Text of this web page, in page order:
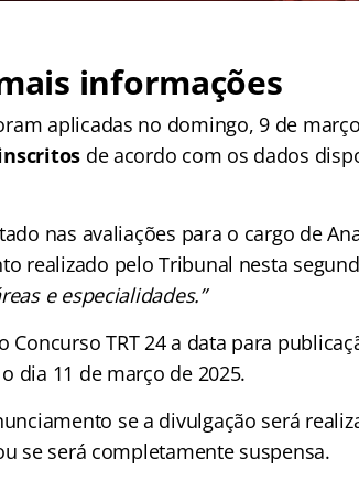
informações
aplicadas no domingo, 9 de
de acordo com os dados
nas avaliações para o cargo de
realizado pelo Tribunal nesta
e especialidades.”
TRT 24 a data para
dia 11 de março de 2025.
se a divulgação será
se será completamente suspensa.